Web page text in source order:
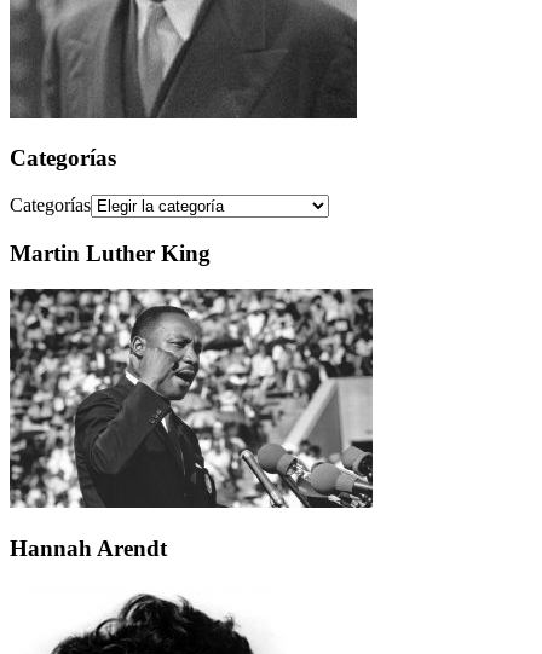
Categorías
Categorías
Martin Luther King
Hannah Arendt